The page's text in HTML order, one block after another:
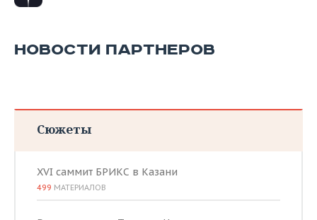
НОВОСТИ ПАРТНЕРОВ
Сюжеты
XVI саммит БРИКС в Казани
499 МАТЕРИАЛОВ